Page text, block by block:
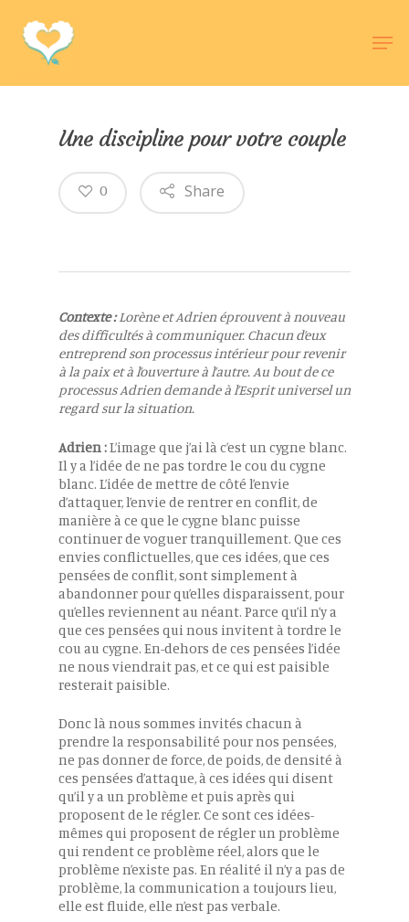
Une discipline pour votre couple
Share
0
Contexte :Lorène et Adrien éprouvent à nouveau
des difficultés à communiquer. Chacun d’eux
entreprend son processus intérieur pour revenir
à la paix et à l’ouverture à l’autre. Au bout de ce
processus Adrien demande à l’Esprit universel un
regard sur la situation.
Adrien :L’image que j’ai là c’est un cygne blanc.
Il y a l’idée de ne pas tordre le cou du cygne
blanc. L’idée de mettre de côté l’envie
d’attaquer, l’envie de rentrer en conflit, de
manière à ce que le cygne blanc puisse
continuer de voguer tranquillement. Que ces
envies conflictuelles, que ces idées, que ces
pensées de conflit, sont simplement à
abandonner pour qu’elles disparaissent, pour
qu’elles reviennent au néant. Parce qu’il n’y a
que ces pensées qui nous invitent à tordre le
cou au cygne. En-dehors de ces pensées l’idée
ne nous viendrait pas, et ce qui est paisible
resterait paisible.
Donc là nous sommes invités chacun à
prendre la responsabilité pour nos pensées,
ne pas donner de force, de poids, de densité à
ces pensées d’attaque, à ces idées qui disent
qu’il y a un problème et puis après qui
proposent de le régler. Ce sont ces idées-
mêmes qui proposent de régler un problème
qui rendent ce problème réel, alors que le
problème n’existe pas. En réalité il n’y a pas de
problème, la communication a toujours lieu,
elle est fluide, elle n’est pas verbale.